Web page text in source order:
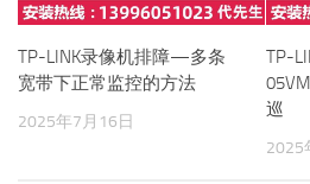
TP-LINK录像机排障—多条
宽带下正常监控的方法
2025年7月16日
TP-
巡
2025